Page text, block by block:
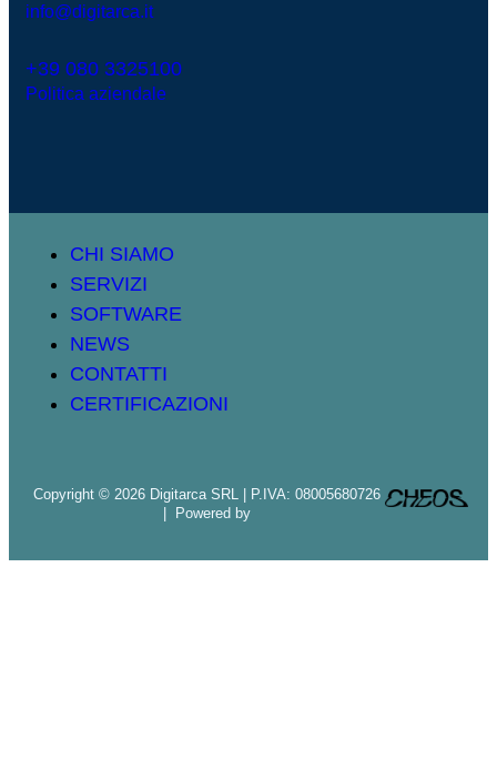
info@digitarca.it
+39 080 3325100
Politica aziendale
CHI SIAMO
SERVIZI
SOFTWARE
NEWS
CONTATTI
CERTIFICAZIONI
Copyright © 2026 Digitarca SRL | P.IVA: 08005680726
| Powered by